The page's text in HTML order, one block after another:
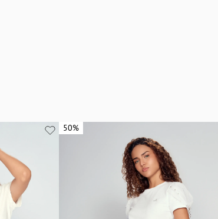
50%
50%